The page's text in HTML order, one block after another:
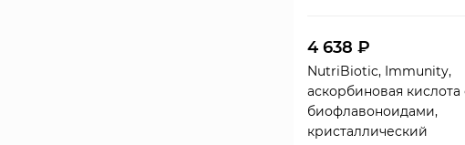
4 638 ₽
NutriBiotic, Immunity,
аскорбиновая кислота
биофлавоноидами,
кристаллический